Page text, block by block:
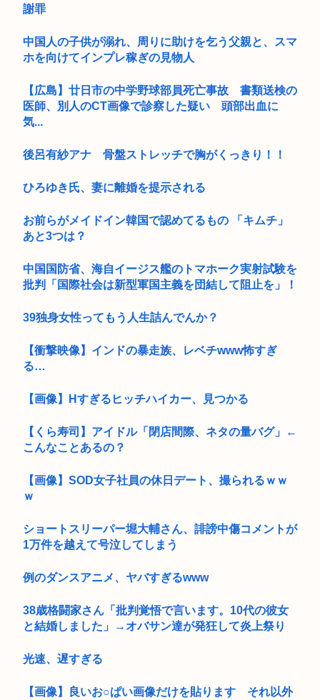
謝罪
中国人の子供が溺れ、周りに助けを乞う父親と、スマ
ホを向けてインプレ稼ぎの見物人
【広島】廿日市の中学野球部員死亡事故 書類送検の
医師、別人のCT画像で診察した疑い 頭部出血に
気...
後呂有紗アナ 骨盤ストレッチで胸がくっきり！！
ひろゆき氏、妻に離婚を提示される
お前らがメイドイン韓国で認めてるもの 「キムチ」
あと3つは？
中国国防省、海自イージス艦のトマホーク実射試験を
批判「国際社会は新型軍国主義を団結して阻止を」！
39独身女性ってもう人生詰んでんか？
【衝撃映像】インドの暴走族、レベチwww怖すぎ
る…
【画像】Hすぎるヒッチハイカー、見つかる
【くら寿司】アイドル「閉店間際、ネタの量バグ」←
こんなことあるの？
【画像】SOD女子社員の休日デート、撮られるｗｗ
ｗ
ショートスリーパー堀大輔さん、誹謗中傷コメントが
1万件を越えて号泣してしまう
例のダンスアニメ、ヤバすぎるwww
38歳格闘家さん「批判覚悟で言います。10代の彼女
と結婚しました」→オバサン達が発狂して炎上祭り
光速、遅すぎる
【画像】良いお○ぱい画像だけを貼ります それ以外